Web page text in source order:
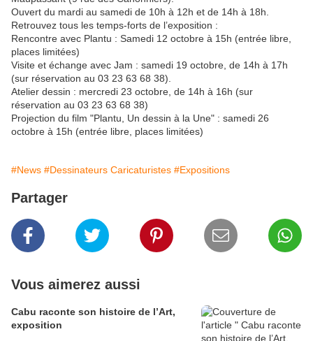
Ouvert du mardi au samedi de 10h à 12h et de 14h à 18h.
Retrouvez tous les temps-forts de l’exposition :
Rencontre avec Plantu : Samedi 12 octobre à 15h (entrée libre,
places limitées)
Visite et échange avec Jam : samedi 19 octobre, de 14h à 17h
(sur réservation au 03 23 63 68 38).
Atelier dessin : mercredi 23 octobre, de 14h à 16h (sur
réservation au 03 23 63 68 38)
Projection du film "Plantu, Un dessin à la Une" : samedi 26
octobre à 15h (entrée libre, places limitées)
#News #Dessinateurs Caricaturistes #Expositions
Partager
Vous aimerez aussi
Cabu raconte son histoire de l’Art,
exposition